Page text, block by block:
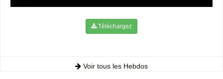
Téléchargez
Voir tous les Hebdos